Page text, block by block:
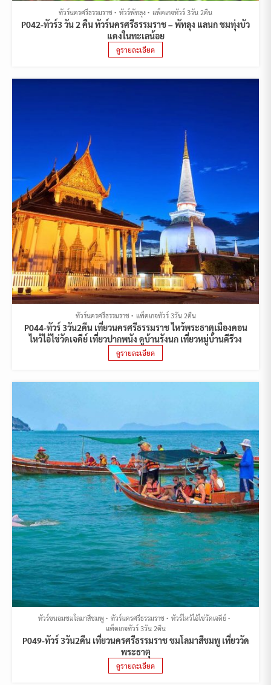
ทัวร์นครศรีธรรมราช ทัวร์พัทลุง แพ็คเกจทัวร์ 3วัน 2คืน
P042-ทัวร์3 วัน 2 คืน ทัวร์นครศรีธรรมราช – พัทลุง แลนก ชมทุ่งบัว
แดงในทะเลน้อย
ดูรายละเอียด
ทัวร์นครศรีธรรมราช แพ็คเกจทัวร์ 3วัน 2คืน
P044-ทัวร์ 3วัน2คืน เที่ยวนครศรีธรรมราช ไหว้พระธาตุเมืองคอน
ไหว้ไอ้ไข่วัดเจดีย์ เที่ยวปากพนัง ดูบ้านรังนก เที่ยวหมู่บ้านคีรีวง
ดูรายละเอียด
ทัวร์ขนอมชมโลมาสีชมพู ทัวร์นครศรีธรรมราช
ทัวร์ไหว้ไอ้ไข่วัดเจดีย์
แพ็คเกจทัวร์ 3วัน 2คืน
P049-ทัวร์ 3วัน2คืน เที่ยวนครศรีธรรมราช ชมโลมาสีชมพู เที่ยววัด
พระธาตุ
ดูรายละเอียด